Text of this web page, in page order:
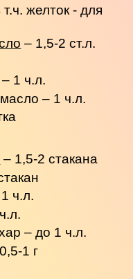
желток - для
– 1,5-2 ст.л.
1 ч.л.
– 1 ч.л.
– 1,5-2 стакана
ч.л.
– до 1 ч.л.
1 г